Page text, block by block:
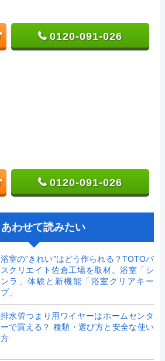
0120-091-026
0120-091-026
あわせて読みたい
浴室の”きれい”はどう作られる？TOTOバ
スクリエイト佐倉工場を取材。浴室「シ
ンラ」体験と新機能「浴室クリアキー
プ」
排水管つまり用ワイヤーはホームセンタ
ーで買える？ 種類・選び方と安全な使い
方